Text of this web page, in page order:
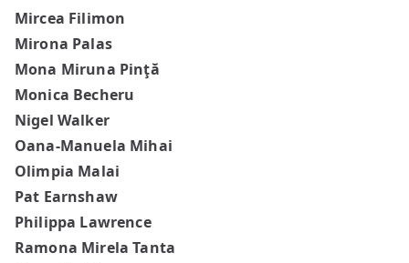
Mircea Filimon
Mirona Palas
Mona Miruna Pinţă
Monica Becheru
Nigel Walker
Oana-Manuela Mihai
Olimpia Malai
Pat Earnshaw
Philippa Lawrence
Ramona Mirela Tanta